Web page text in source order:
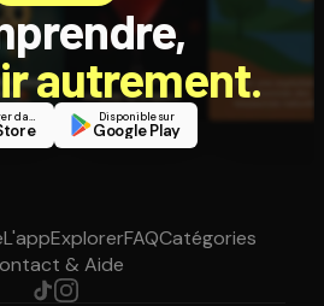
autrement.
Télécharger dans Disponible sur
Google Play
L'appExplorerFAQCatégories
& Aide